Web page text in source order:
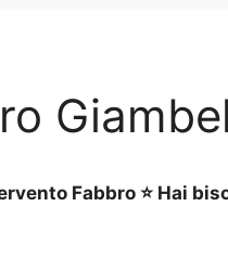
Fabbro ⭐ Hai